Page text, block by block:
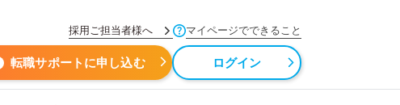
採用ご担当者様へ マイページでできること
転職サポートに申し込む ログイン